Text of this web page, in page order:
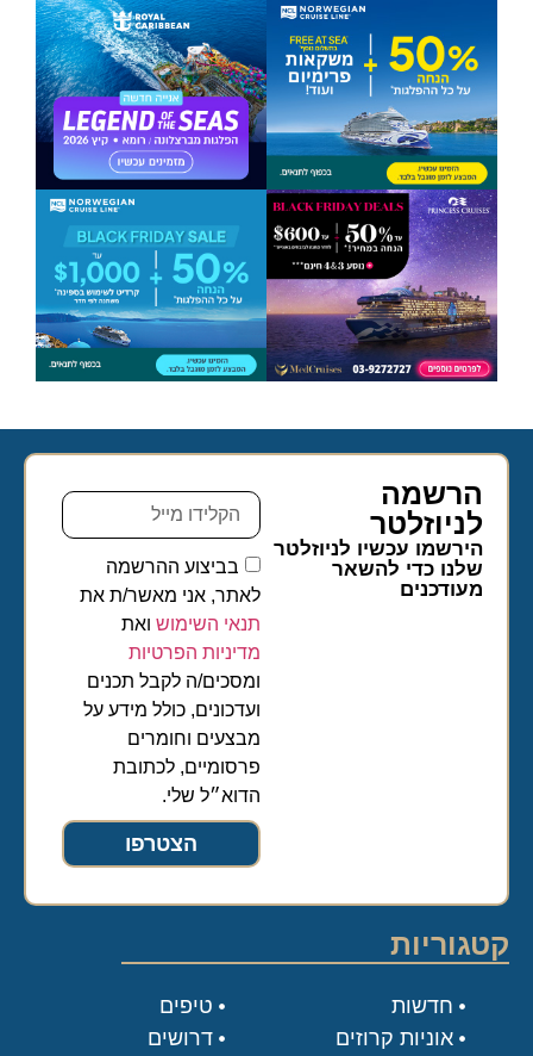
הרשמה
לניוזלטר​
הירשמו עכשיו לניוזלטר
שלנו כדי להשאר
מעודכנים
בביצוע ההרשמה
לאתר, אני מאשר/ת את
תנאי השימושואת
מדיניות הפרטיות
ומסכים/ה לקבל תכנים
ועדכונים, כולל מידע על
מבצעים וחומרים
פרסומיים, לכתובת
הדוא״ל שלי.
הצטרפו
קטגוריות
טיפים
דרושים
חדשות
אוניות קרוזים